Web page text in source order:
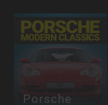
Porsche